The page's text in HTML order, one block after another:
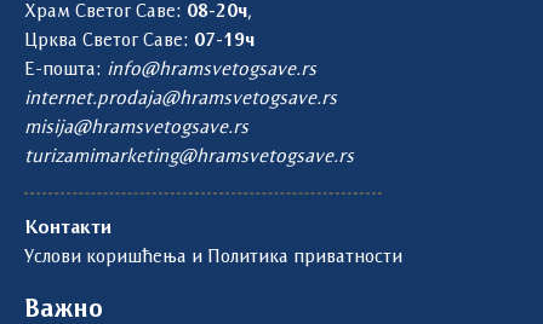
Храм Светог Саве: 08-20ч,
Црква Светог Саве: 07-19ч
Е-пошта: info@hramsvetogsave.rs
internet.prodaja@hramsvetogsave.rs
misija@hramsvetogsave.rs
turizamimarketing@hramsvetogsave.rs
Контакти
Услови коришћења и Политика приватности
Важно